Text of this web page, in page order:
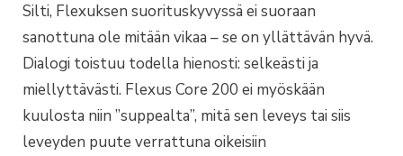
Silti, Flexuksen suorituskyvyssä ei suoraan
sanottuna ole mitään vikaa – se on yllättävän hyvä.
Dialogi toistuu todella hienosti: selkeästi ja
miellyttävästi. Flexus Core 200 ei myöskään
kuulosta niin ”suppealta”, mitä sen leveys tai siis
leveyden puute verrattuna oikeisiin